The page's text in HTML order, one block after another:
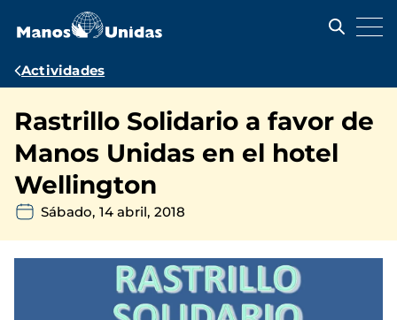
contenido
Ruta
navegación
Actividades
Rastrillo Solidario a favor de
Manos Unidas en el hotel
Wellington
Sábado, 14 abril, 2018